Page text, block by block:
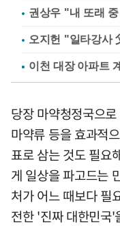
권상우 "내 또래
오지헌 "일타강사
당장 마약청정국으
마약류 등을 효과적
표로 삼는 것도 필요
게 일상을 파고드는
처가 어느 때보다 필
전한 '진짜 대한민국'